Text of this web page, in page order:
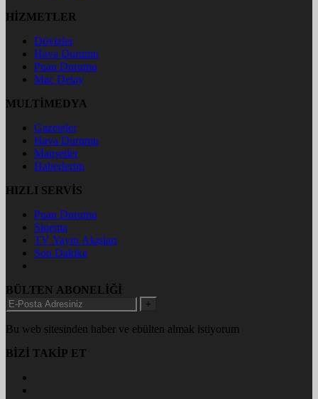
HİZMETLER
Dövizler
Hava Durumu
Puan Durumu
Maç Detay
MULTİMEDYA
Gazeteler
Hava Durumu
Manşetler
Haberlerim
HIZLI SERVİS
Puan Durumu
Sinema
TV Yayın Akışları
Son Dakika
BÜLTEN ABONELİĞİ
+
Bu web sitesinden haber ve ebülten almak istiyorum
BİZİ TAKİP ET